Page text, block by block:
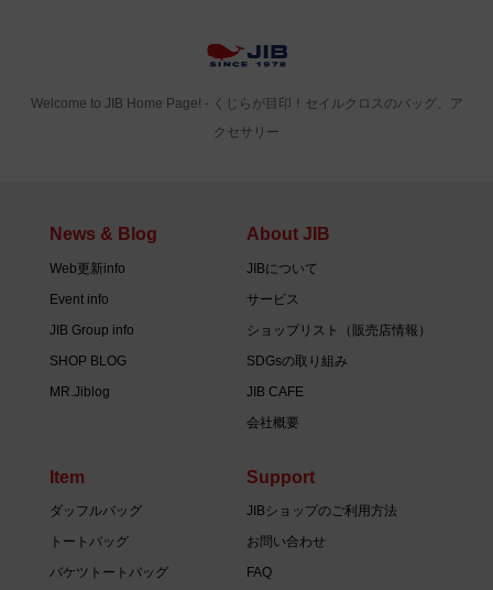
Welcome to JIB Home Page! ‐ くじらが目印！セイルクロスのバッグ、ア
クセサリー
News & Blog
Web更新info
Event info
JIB Group info
SHOP BLOG
MR.Jiblog
About JIB
JIBについて
サービス
ショップリスト（販売店情報）
SDGsの取り組み
JIB CAFE
会社概要
Item
ダッフルバッグ
トートバッグ
バケツトートバッグ
Support
JIBショップのご利用方法
お問い合わせ
FAQ